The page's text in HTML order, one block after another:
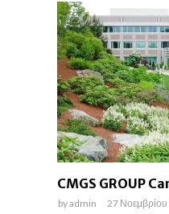
CMGS GROUP
byadmin 27